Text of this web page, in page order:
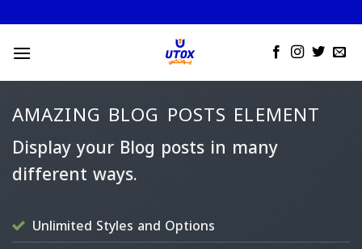
to
content
AMAZING BLOG POSTS ELEMENT
Display your Blog posts in many
different ways.
Unlimited Styles and Options